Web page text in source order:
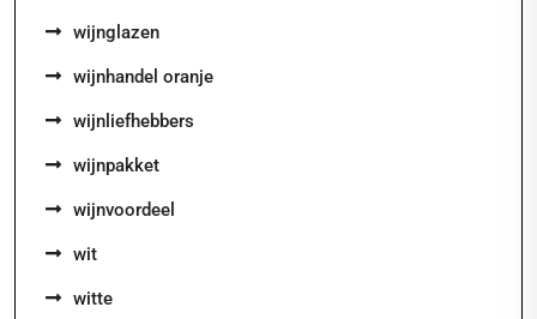
wijnglazen
wijnhandel oranje
wijnliefhebbers
wijnpakket
wijnvoordeel
wit
witte